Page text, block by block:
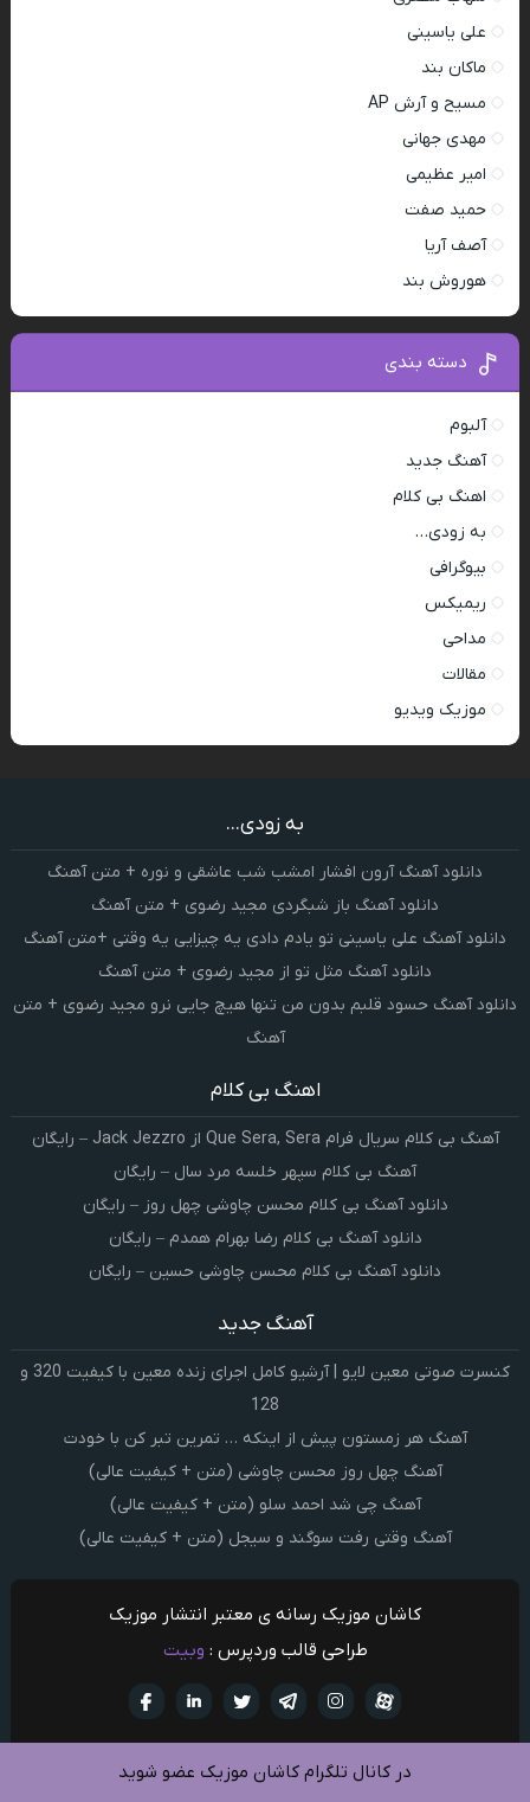
علی یاسینی
ماکان بند
مسیح و آرش AP
مهدی جهانی
امیر عظیمی
حمید صفت
آصف آریا
هوروش بند
دسته بندی
آلبوم
آهنگ جدید
اهنگ بی کلام
به زودی…
بیوگرافی
ریمیکس
مداحی
مقالات
موزیک ویدیو
به زودی...
دانلود آهنگ آرون افشار امشب شب عاشقی و نوره + متن آهنگ
دانلود آهنگ باز شبگردی مجید رضوی + متن آهنگ
دانلود آهنگ علی یاسینی تو یادم دادی یه چیزایی یه وقتی +متن آهنگ
دانلود آهنگ مثل تو از مجید رضوی + متن آهنگ
دانلود آهنگ حسود قلبم بدون من تنها هیچ جایی نرو مجید رضوی + متن
آهنگ
اهنگ بی کلام
آهنگ بی کلام سریال فرام Que Sera, Sera از Jack Jezzro – رایگان
آهنگ بی کلام سپهر خلسه مرد سال – رایگان
دانلود آهنگ بی کلام محسن چاوشی چهل روز – رایگان
دانلود آهنگ بی کلام رضا بهرام همدم – رایگان
دانلود آهنگ بی کلام محسن چاوشی حسین – رایگان
آهنگ جدید
کنسرت صوتی معین لایو | آرشیو کامل اجرای زنده معین با کیفیت 320 و
128
آهنگ هر زمستون پیش از اینکه … تمرین تبر کن با خودت
آهنگ چهل روز محسن چاوشی (متن + کیفیت عالی)
آهنگ چی شد احمد سلو (متن + کیفیت عالی)
آهنگ وقتی رفت سوگند و سیجل (متن + کیفیت عالی)
کاشان موزیک رسانه ی معتبر انتشار موزیک
طراحی قالب وردپرس : وبیت
تويتر تلگرام
اینستاگرام آپارات
در کانال تلگرام کاشان موزیک عضو شوید